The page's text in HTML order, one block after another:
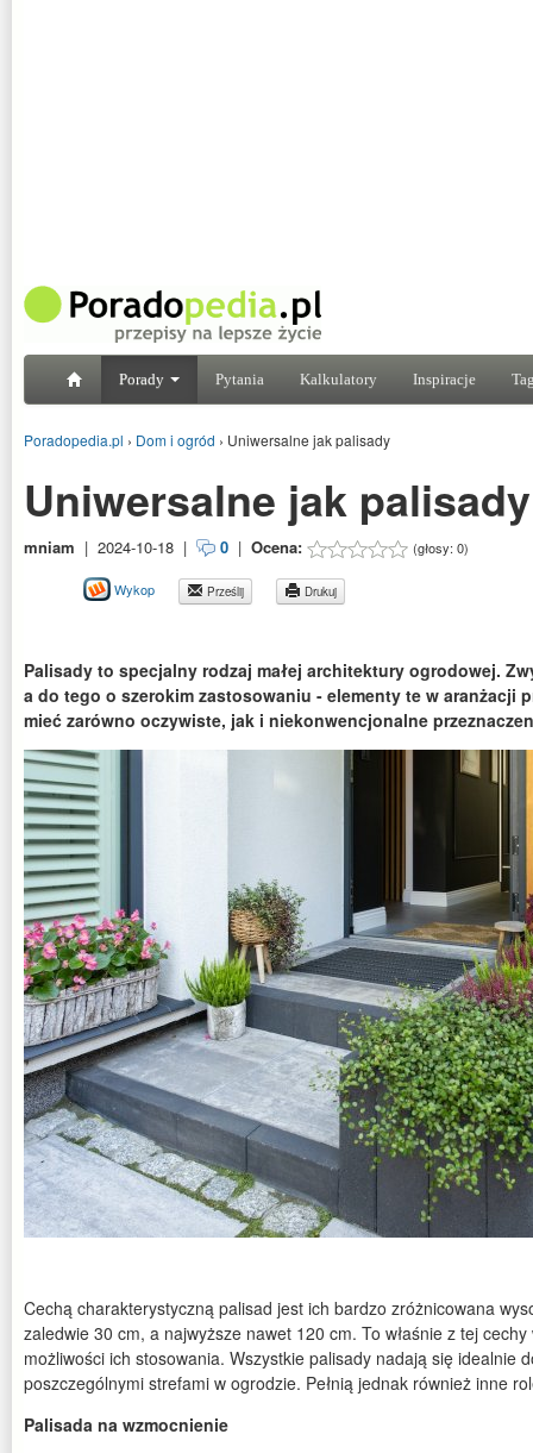
Porady Pytania Kalkulatory Inspiracje
Poradopedia.pl › Dom i ogród › Uniwersalne jak palisady
Uniwersalne jak palisady
mniam | 2024-10-18 | 0 | Ocena: (głosy: 0)
Wykop Prześlij Drukuj
Palisady to specjalny rodzaj małej architektury ogrodowej.
a do tego o szerokim zastosowaniu - elementy te w aranżacji
mieć zarówno oczywiste, jak i niekonwencjonalne
Cechą charakterystyczną palisad jest ich bardzo zróżnicowana
zaledwie 30 cm, a najwyższe nawet 120 cm. To właśnie z tej
możliwości ich stosowania. Wszystkie palisady nadają się idealnie
poszczególnymi strefami w ogrodzie. Pełnią jednak również inne
Palisada na wzmocnienie